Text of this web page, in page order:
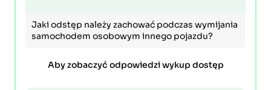
Jaki odstęp należy zachować podczas wymijania
samochodem osobowym innego pojazdu?
Aby zobaczyć odpowiedzi wykup dostęp